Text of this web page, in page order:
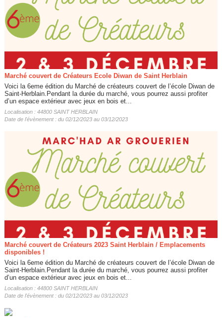
Marché couvert de Créateurs Ecole Diwan de Saint Herblain
Voici la 6eme édition du Marché de créateurs couvert de l’école Diwan de
Saint-Herblain.Pendant la durée du marché, vous pourrez aussi profiter
d’un espace extérieur avec jeux en bois et...
Localisation : 44800 SAINT HERBLAIN
Date de l'évènement : du 02/12/2023 au 03/12/2023
Marché couvert de Créateurs 2023 Saint Herblain / Emplacements
disponibles !
Voici la 6eme édition du Marché de créateurs couvert de l’école Diwan de
Saint-Herblain.Pendant la durée du marché, vous pourrez aussi profiter
d’un espace extérieur avec jeux en bois et...
Localisation : 44800 SAINT HERBLAIN
Date de l'évènement : du 02/12/2023 au 03/12/2023